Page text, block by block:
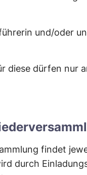
und/oder
diese dürfen nur
findet
durch